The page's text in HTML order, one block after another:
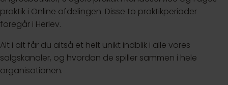
praktik i Online afdelingen. Disse to praktikperioder
foregår i Herlev.
Alt i alt får du altså et helt unikt indblik i alle vores
salgskanaler, og hvordan de spiller sammen i hele
organisationen.